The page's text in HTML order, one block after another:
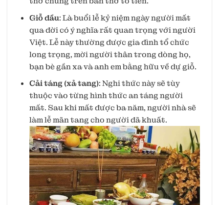
Giỗ đầu: Là buổi lễ kỷ niệm ngày người mất
qua đời có ý nghĩa rất quan trọng với người
Việt. Lễ này thường được gia đình tổ chức
long trọng, mời người thân trong dòng họ,
bạn bè gần xa và anh em bằng hữu về dự giỗ.
Cải táng (xả tang): Nghi thức này sẽ tùy
thuộc vào từng hình thức an táng người
mất. Sau khi mất được ba năm, người nhà sẽ
làm lễ mãn tang cho người đã khuất.